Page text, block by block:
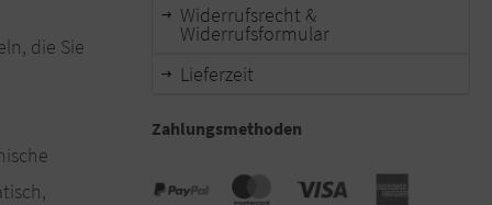
die Sie
Widerrufsrecht &
Widerrufsformular
Lieferzeit
Zahlungsmethoden